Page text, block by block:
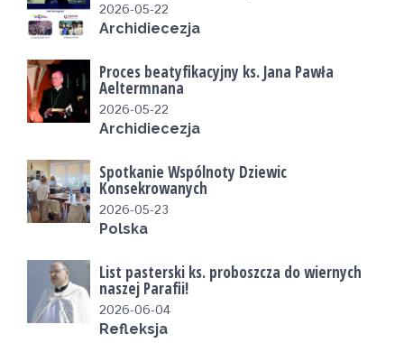
2026-05-22
Archidiecezja
Proces beatyfikacyjny ks. Jana Pawła
Aeltermnana
2026-05-22
Archidiecezja
Spotkanie Wspólnoty Dziewic
Konsekrowanych
2026-05-23
Polska
List pasterski ks. proboszcza do wiernych
naszej Parafii!
2026-06-04
Refleksja